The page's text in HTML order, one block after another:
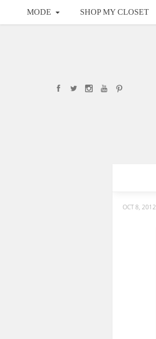
MODE SHOP MY CLOSET
OCT 8, 2012